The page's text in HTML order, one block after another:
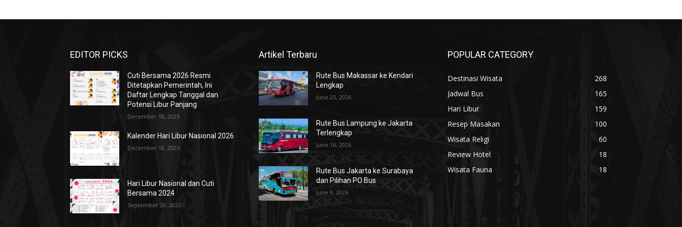
EDITOR PICKS
Cuti Bersama 2026 Resmi
Ditetapkan Pemerintah, Ini
Daftar Lengkap Tanggal dan
Potensi Libur Panjang
December 18, 2025
Kalender Hari Libur Nasional 2026
December 18, 2025
Hari Libur Nasional dan Cuti
Bersama 2024
September 20, 2023
Artikel Terbaru
Rute Bus Makassar ke Kendari
Lengkap
June 23, 2026
Rute Bus Lampung ke Jakarta
Terlengkap
June 16, 2026
Rute Bus Jakarta ke Surabaya
dan Pilihan PO Bus
June 9, 2026
POPULAR CATEGORY
Destinasi Wisata
268
Jadwal Bus
165
Hari Libur
159
Resep Masakan
100
Wisata Religi
60
Review Hotel
18
Wisata Fauna
18